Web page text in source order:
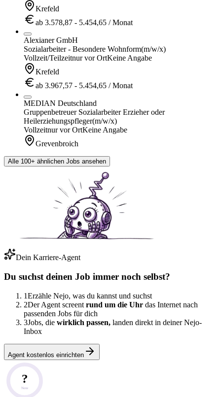
Krefeld
ab 3.578,87 - 5.454,65 / Monat
Alexianer GmbH
Sozialarbeiter - Besondere Wohnform(m/w/x)
Vollzeit/Teilzeitnur vor OrtKeine Angabe
Krefeld
ab 3.967,57 - 5.454,65 / Monat
MEDIAN Deutschland
Gruppenbetreuer Sozialarbeiter Erzieher oder
Heilerziehungspfleger(m/w/x)
Vollzeitnur vor OrtKeine Angabe
Grevenbroich
Alle 100+ ähnlichen Jobs ansehen
Dein Karriere-Agent
Du suchst deinen Job immer noch selbst?
1Erzähle Nejo, was du kannst und suchst
2Der Agent screent rund um die Uhr das Internet nach
passenden Jobs für dich
3Jobs, die wirklich passen, landen direkt in deiner Nejo-
Inbox
Agent kostenlos einrichten
?
Note